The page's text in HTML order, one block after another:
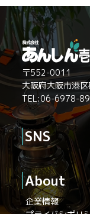
〒552-0011
大阪府大阪市港
TEL:06-6978-
SNS
About
企業情報